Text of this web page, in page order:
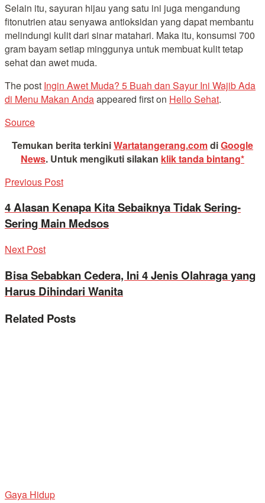
Selain itu, sayuran hijau yang satu ini juga mengandung
fitonutrien atau senyawa antioksidan yang dapat membantu
melindungi kulit dari sinar matahari. Maka itu, konsumsi 700
gram bayam setiap minggunya untuk membuat kulit tetap
sehat dan awet muda.
The post Ingin Awet Muda? 5 Buah dan Sayur Ini Wajib Ada
di Menu Makan Andaappeared first on Hello Sehat.
Source
Temukan berita terkiniWartatangerang.comdiGoogle
News. Untuk mengikuti silakan klik tanda bintang*
Previous Post
4 Alasan Kenapa Kita Sebaiknya Tidak Sering-
Sering Main Medsos
Next Post
Bisa Sebabkan Cedera, Ini 4 Jenis Olahraga yang
Harus Dihindari Wanita
Related Posts
Gaya Hidup